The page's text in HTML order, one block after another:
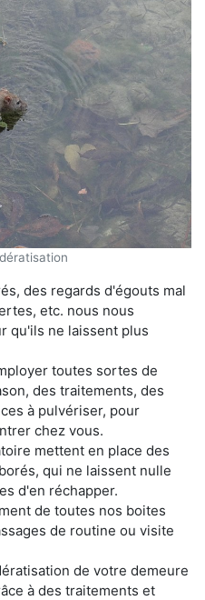
des regards d'égouts mal
etc. nous nous
qu'ils ne laissent plus
toutes sortes de
des traitements, des
à pulvériser, pour
chez vous.
mettent en place des
qui ne laissent nulle
d'en réchapper.
de toutes nos boites
de routine ou visite
de votre demeure
à des traitements et